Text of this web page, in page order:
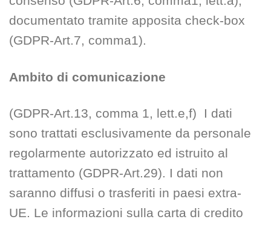
documentato tramite apposita check-box
(GDPR-Art.7, comma1).
Ambito di comunicazione
(GDPR-Art.13, comma 1, lett.e,f) I dati
sono trattati esclusivamente da personale
regolarmente autorizzato ed istruito al
trattamento (GDPR-Art.29). I dati non
saranno diffusi o trasferiti in paesi extra-
UE. Le informazioni sulla carta di credito